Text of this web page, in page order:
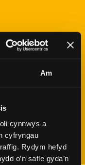
Am
cynnwys a
cyfryngau
Rydym hefyd
o’n safle gyda’n